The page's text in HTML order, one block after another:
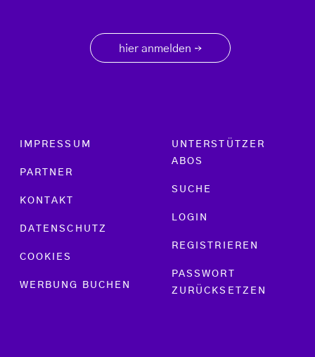
hier anmelden →
Footer menu
IMPRESSUM
PARTNER
KONTAKT
DATENSCHUTZ
COOKIES
WERBUNG BUCHEN
UNTERSTÜTZER
ABOS
SUCHE
LOGIN
REGISTRIEREN
PASSWORT
ZURÜCKSETZEN